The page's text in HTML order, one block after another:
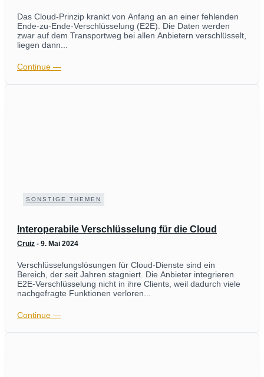
Das Cloud-Prinzip krankt von Anfang an an einer fehlenden
Ende-zu-Ende-Verschlüsselung (E2E). Die Daten werden
zwar auf dem Transportweg bei allen Anbietern verschlüsselt,
liegen dann...
Continue ―
SONSTIGE THEMEN
Interoperabile Verschlüsselung für die Cloud
Cruiz - 9. Mai 2024
Verschlüsselungslösungen für Cloud-Dienste sind ein
Bereich, der seit Jahren stagniert. Die Anbieter integrieren
E2E-Verschlüsselung nicht in ihre Clients, weil dadurch viele
nachgefragte Funktionen verloren...
Continue ―